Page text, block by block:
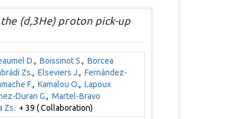
(d,3He) proton pick-up
D., Boissinot S., Borcea
Zs., Elseviers J., Fernández-
F., Kamalou O., Lapoux
Duran G., Martel-Bravo
Zs. + 39 ( Collaboration)